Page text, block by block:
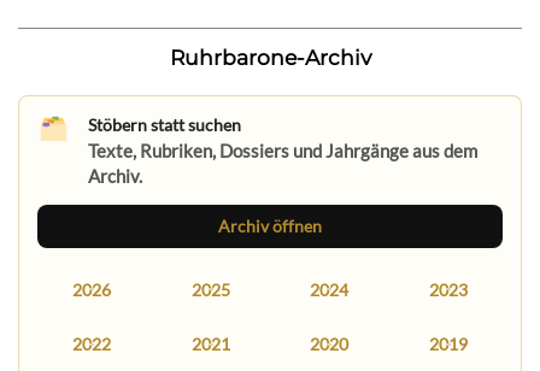
Ruhrbarone-Archiv
Stöbern statt suchen
Texte, Rubriken, Dossiers und Jahrgänge aus dem
Archiv.
Archiv öffnen
2026 2025 2024 2023
2022 2021 2020 2019